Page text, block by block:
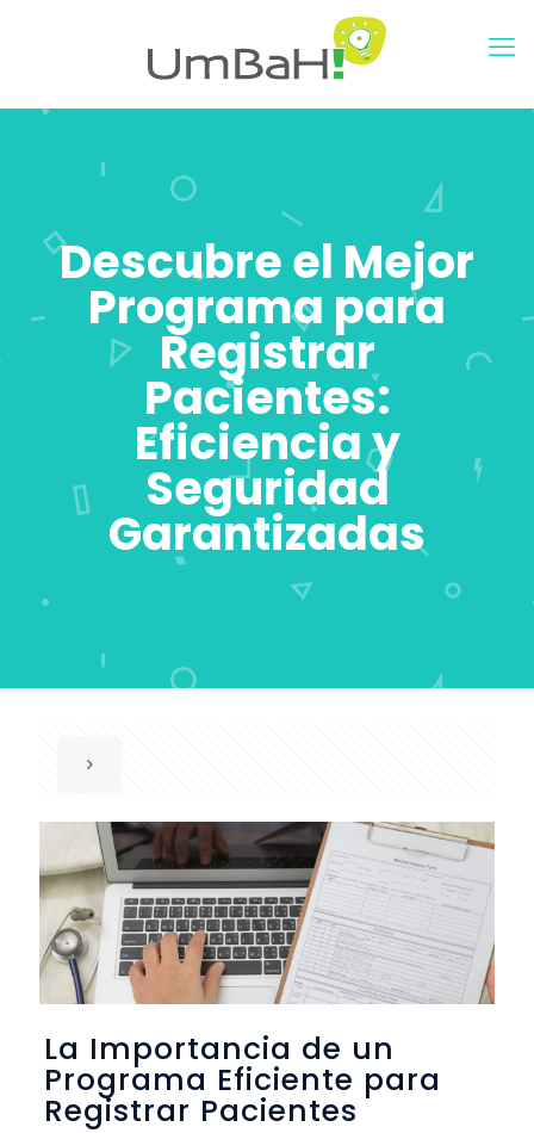
Descubre el Mejor
Programa para
Registrar
Pacientes:
Eficiencia y
Seguridad
Garantizadas
La Importancia de un
Programa Eficiente para
Registrar Pacientes